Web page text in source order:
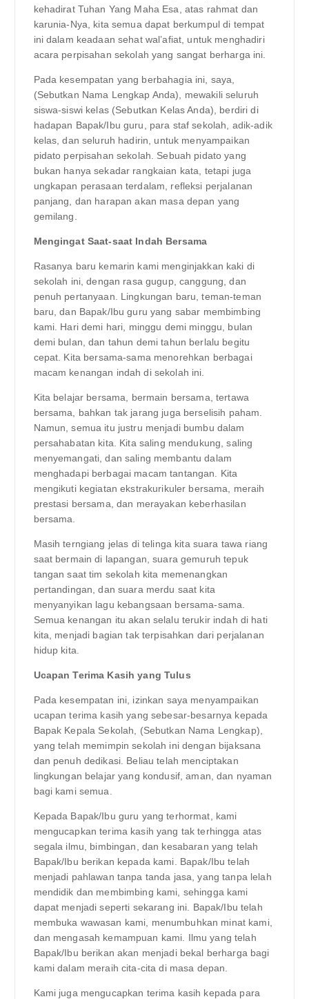
kehadirat Tuhan Yang Maha Esa, atas rahmat dan
karunia-Nya, kita semua dapat berkumpul di tempat
ini dalam keadaan sehat wal’afiat, untuk menghadiri
acara perpisahan sekolah yang sangat berharga ini.
Pada kesempatan yang berbahagia ini, saya,
(Sebutkan Nama Lengkap Anda), mewakili seluruh
siswa-siswi kelas (Sebutkan Kelas Anda), berdiri di
hadapan Bapak/Ibu guru, para staf sekolah, adik-adik
kelas, dan seluruh hadirin, untuk menyampaikan
pidato perpisahan sekolah. Sebuah pidato yang
bukan hanya sekadar rangkaian kata, tetapi juga
ungkapan perasaan terdalam, refleksi perjalanan
panjang, dan harapan akan masa depan yang
gemilang.
Mengingat Saat-saat Indah Bersama
Rasanya baru kemarin kami menginjakkan kaki di
sekolah ini, dengan rasa gugup, canggung, dan
penuh pertanyaan. Lingkungan baru, teman-teman
baru, dan Bapak/Ibu guru yang sabar membimbing
kami. Hari demi hari, minggu demi minggu, bulan
demi bulan, dan tahun demi tahun berlalu begitu
cepat. Kita bersama-sama menorehkan berbagai
macam kenangan indah di sekolah ini.
Kita belajar bersama, bermain bersama, tertawa
bersama, bahkan tak jarang juga berselisih paham.
Namun, semua itu justru menjadi bumbu dalam
persahabatan kita. Kita saling mendukung, saling
menyemangati, dan saling membantu dalam
menghadapi berbagai macam tantangan. Kita
mengikuti kegiatan ekstrakurikuler bersama, meraih
prestasi bersama, dan merayakan keberhasilan
bersama.
Masih terngiang jelas di telinga kita suara tawa riang
saat bermain di lapangan, suara gemuruh tepuk
tangan saat tim sekolah kita memenangkan
pertandingan, dan suara merdu saat kita
menyanyikan lagu kebangsaan bersama-sama.
Semua kenangan itu akan selalu terukir indah di hati
kita, menjadi bagian tak terpisahkan dari perjalanan
hidup kita.
Ucapan Terima Kasih yang Tulus
Pada kesempatan ini, izinkan saya menyampaikan
ucapan terima kasih yang sebesar-besarnya kepada
Bapak Kepala Sekolah, (Sebutkan Nama Lengkap),
yang telah memimpin sekolah ini dengan bijaksana
dan penuh dedikasi. Beliau telah menciptakan
lingkungan belajar yang kondusif, aman, dan nyaman
bagi kami semua.
Kepada Bapak/Ibu guru yang terhormat, kami
mengucapkan terima kasih yang tak terhingga atas
segala ilmu, bimbingan, dan kesabaran yang telah
Bapak/Ibu berikan kepada kami. Bapak/Ibu telah
menjadi pahlawan tanpa tanda jasa, yang tanpa lelah
mendidik dan membimbing kami, sehingga kami
dapat menjadi seperti sekarang ini. Bapak/Ibu telah
membuka wawasan kami, menumbuhkan minat kami,
dan mengasah kemampuan kami. Ilmu yang telah
Bapak/Ibu berikan akan menjadi bekal berharga bagi
kami dalam meraih cita-cita di masa depan.
Kami juga mengucapkan terima kasih kepada para